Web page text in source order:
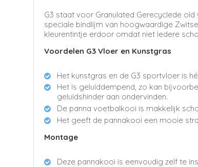
G3 staat voor Granulated Gerecyclede old
speciale bindlijm van hoogwaardige
kleurentintje erdoor omdat niet iedere
Voordelen G3 Vloer en Kunstgras
Het kunstgras en de G3 sportvloer is
Het is geluiddempend, zo kan
geluidshinder aan ondervinden.
De panna voetbalkooi is makkelijk
Het geeft de pannakooi een mooie
Montage
Deze pannakooi is eenvoudig zelf te